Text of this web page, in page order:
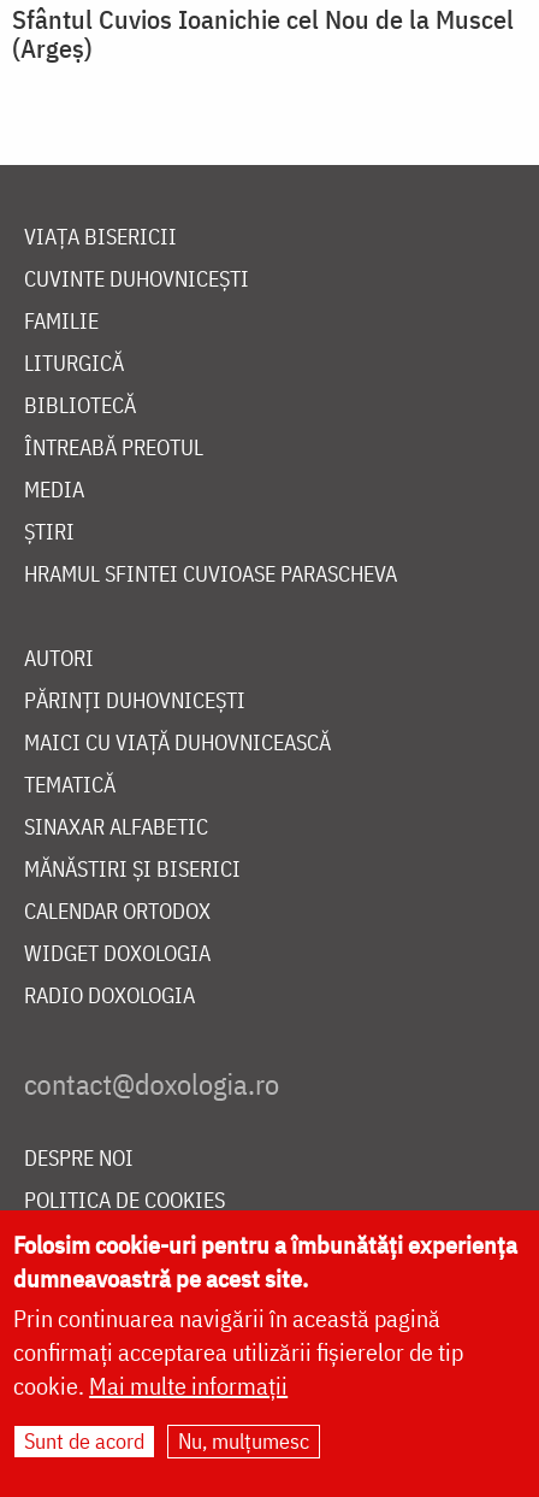
Sfântul Cuvios Ioanichie cel Nou de la Muscel
(Argeș)
VIAȚA BISERICII
CUVINTE DUHOVNICEȘTI
FAMILIE
LITURGICĂ
BIBLIOTECĂ
ÎNTREABĂ PREOTUL
MEDIA
ȘTIRI
HRAMUL SFINTEI CUVIOASE PARASCHEVA
AUTORI
PĂRINȚI DUHOVNICEȘTI
MAICI CU VIAȚĂ DUHOVNICEASCĂ
TEMATICĂ
SINAXAR ALFABETIC
MĂNĂSTIRI ȘI BISERICI
CALENDAR ORTODOX
WIDGET DOXOLOGIA
RADIO DOXOLOGIA
DESPRE NOI
POLITICA DE COOKIES
DONEAZĂ ONLINE PENTRU CATEDRALA NAȚIONALĂ
LIVE
Site dezvoltat deDOXOLOGIA MEDIA
Folosim cookie-uri pentru a îmbunătăți experiența
dumneavoastră pe acest site.
Prin continuarea navigării în această pagină
confirmați acceptarea utilizării fișierelor de tip
cookie. Mai multe informații
Sunt de acord Nu, mulțumesc